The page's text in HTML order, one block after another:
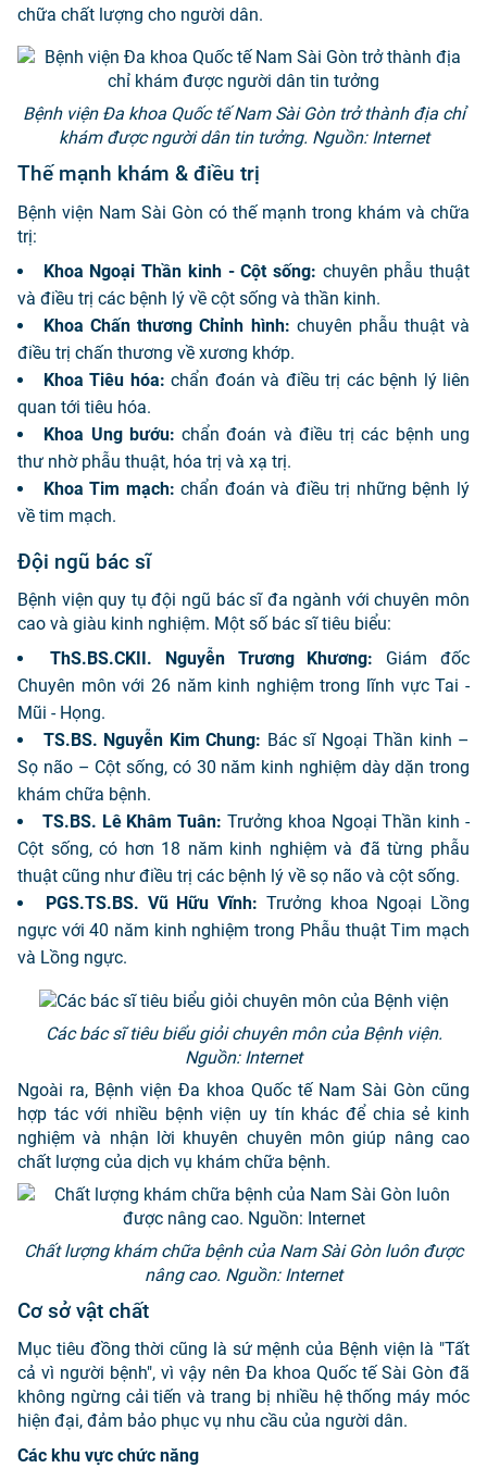
chữa chất lượng cho người dân.
Bệnh viện Đa khoa Quốc tế Nam Sài Gòn trở thành địa chỉ
khám được người dân tin tưởng. Nguồn: Internet
Thế mạnh khám & điều trị
Bệnh viện Nam Sài Gòn có thế mạnh trong khám và chữa
trị:
Khoa Ngoại Thần kinh - Cột sống: chuyên phẫu thuật
và điều trị các bệnh lý về cột sống và thần kinh.
Khoa Chấn thương Chỉnh hình: chuyên phẫu thuật và
điều trị chấn thương về xương khớp.
Khoa Tiêu hóa: chẩn đoán và điều trị các bệnh lý liên
quan tới tiêu hóa.
Khoa Ung bướu: chẩn đoán và điều trị các bệnh ung
thư nhờ phẫu thuật, hóa trị và xạ trị.
Khoa Tim mạch: chẩn đoán và điều trị những bệnh lý
về tim mạch.
Đội ngũ bác sĩ
Bệnh viện quy tụ đội ngũ bác sĩ đa ngành với chuyên môn
cao và giàu kinh nghiệm. Một số bác sĩ tiêu biểu:
ThS.BS.CKII. Nguyễn Trương Khương: Giám đốc
Chuyên môn với 26 năm kinh nghiệm trong lĩnh vực Tai -
Mũi - Họng.
TS.BS. Nguyễn Kim Chung: Bác sĩ Ngoại Thần kinh –
Sọ não – Cột sống, có 30 năm kinh nghiệm dày dặn trong
khám chữa bệnh.
TS.BS. Lê Khâm Tuân:Trưởng khoa Ngoại Thần kinh -
Cột sống, có hơn 18 năm kinh nghiệm và đã từng phẫu
thuật cũng như điều trị các bệnh lý về sọ não và cột sống.
PGS.TS.BS. Vũ Hữu Vĩnh: Trưởng khoa Ngoại Lồng
ngực với 40 năm kinh nghiệm trong Phẫu thuật Tim mạch
và Lồng ngực.
Các bác sĩ tiêu biểu giỏi chuyên môn của Bệnh viện.
Nguồn: Internet
Ngoài ra, Bệnh viện Đa khoa Quốc tế Nam Sài Gòn cũng
hợp tác với nhiều bệnh viện uy tín khác để chia sẻ kinh
nghiệm và nhận lời khuyên chuyên môn giúp nâng cao
chất lượng của dịch vụ khám chữa bệnh.
Chất lượng khám chữa bệnh của Nam Sài Gòn luôn được
nâng cao. Nguồn: Internet
Cơ sở vật chất
Mục tiêu đồng thời cũng là sứ mệnh của Bệnh viện là "Tất
cả vì người bệnh", vì vậy nên Đa khoa Quốc tế Sài Gòn đã
không ngừng cải tiến và trang bị nhiều hệ thống máy móc
hiện đại, đảm bảo phục vụ nhu cầu của người dân.
Các khu vực chức năng